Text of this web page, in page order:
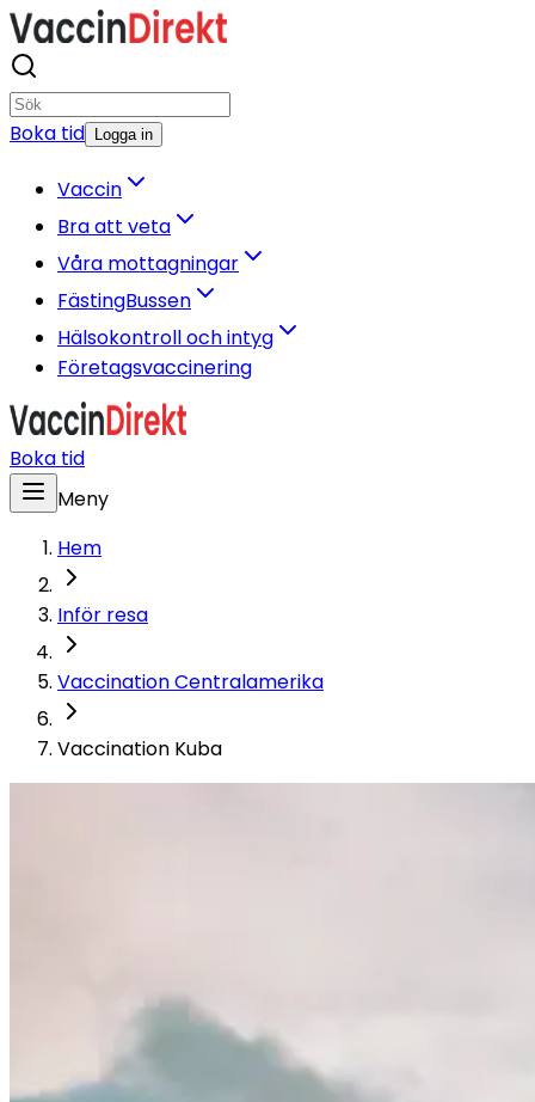
Boka tid Logga in
Vaccin
Bra att veta
Våra mottagningar
FästingBussen
Hälsokontroll och intyg
Företagsvaccinering
Boka tid
Meny
Hem
Inför resa
Vaccination Centralamerika
Vaccination Kuba